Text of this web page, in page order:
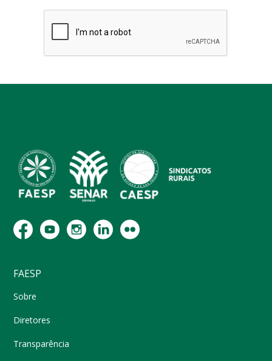
FAESP
Sobre
Diretores
Transparência